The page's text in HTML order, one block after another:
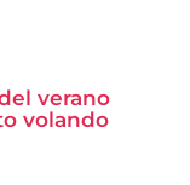
verano
volando